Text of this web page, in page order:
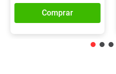
Comprar